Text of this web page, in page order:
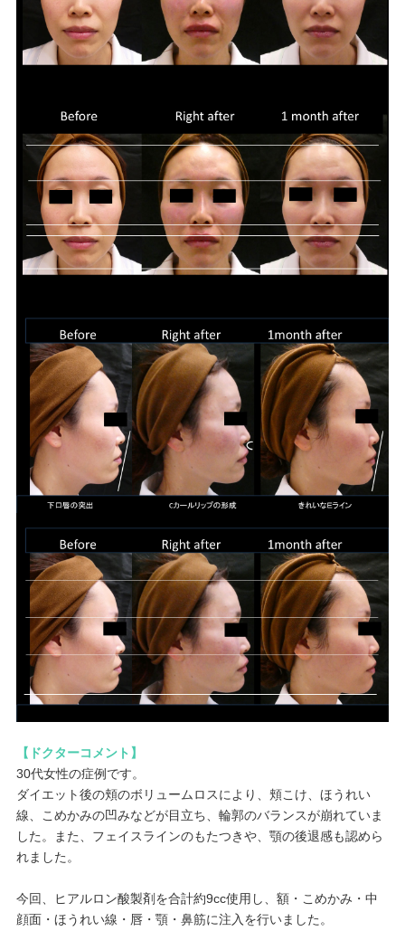
【ドクターコメント】
30代女性の症例です。
ダイエット後の頬のボリュームロスにより、頬こけ、ほうれい
線、こめかみの凹みなどが目立ち、輪郭のバランスが崩れていま
した。また、フェイスラインのもたつきや、顎の後退感も認めら
れました。
今回、ヒアルロン酸製剤を合計約9cc使用し、額・こめかみ・中
顔面・ほうれい線・唇・顎・鼻筋に注入を行いました。